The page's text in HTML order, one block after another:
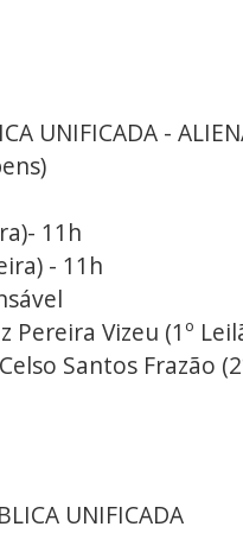
UNIFICADA -
11h
- 11h
Pereira Vizeu (1º
Santos Frazão
UNIFICADA